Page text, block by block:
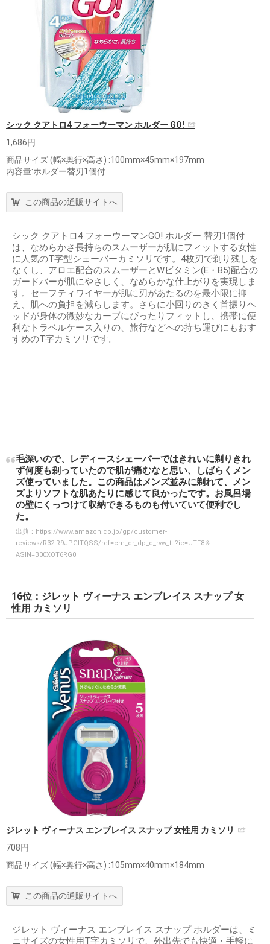
シック クアトロ4 フォーウーマン ホルダー GO!
1,686円
商品サイズ (幅×奥行×高さ) :100mm×45mm×197mm
内容量:ホルダー替刃1個付
この商品の通販サイトへ
シック クアトロ4 フォーウーマンGO! ホルダー 替刃1個付
は、なめらかさ長持ちのスムーザーが肌にフィットする女性
に人気のT字型シェーバーカミソリです。4枚刃で剃り残しを
なくし、アロエ配合のスムーザーとWビタミン(E・B5)配合の
ガードバーが肌にやさしく、なめらかな仕上がりを実現しま
す。セーフティワイヤーが肌に刃があたるのを最小限に抑
え、肌への負担を減らします。さらに小回りのきく首振りヘ
ッドが身体の微妙なカーブにぴったりフィットし、携帯に便
利なトラベルケース入りの、旅行などへの持ち運びにもおす
すめのT字カミソリです。
毛深いので、レディースシェーバーではきれいに剃りきれ
ず何度も剃っていたので肌が痛むなと思い、しばらくメン
ズ使っていました。この商品はメンズ並みに剃れて、メン
ズよりソフトな肌あたりに感じて良かったです。お風呂場
の壁にくっつけて収納できるものも付いていて便利でし
た。
出典： https://www.amazon.co.jp/gp/customer-
reviews/R32IR9JPGITQSS/ref=cm_cr_dp_d_rvw_ttl?ie=UTF8＆
ASIN=B00XOT6RG0
16位：ジレット ヴィーナス エンブレイス スナップ 女
性用 カミソリ
ジレット ヴィーナス エンブレイス スナップ 女性用 カミソリ
708円
商品サイズ (幅×奥行×高さ) :105mm×40mm×184mm
この商品の通販サイトへ
ジレット ヴィーナス エンブレイス スナップ ホルダーは、ミ
ニサイズの女性用T字カミソリで、外出先でも快適・手軽に